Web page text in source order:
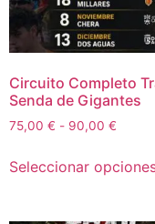
Circuito Completo
Senda de Gigantes
75,00 € - 90,00 €
Seleccionar